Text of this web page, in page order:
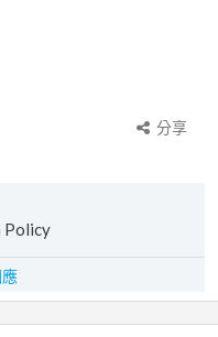
分享
Policy